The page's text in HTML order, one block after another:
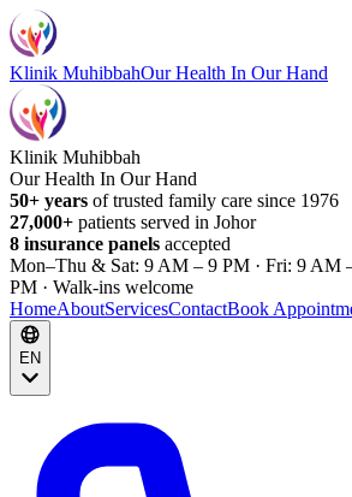
Klinik MuhibbahOur Health In Our Hand
Klinik Muhibbah
Our Health In Our Hand
50+ years of trusted family care since 1976
27,000+ patients served in Johor
8 insurance panels accepted
Mon–Thu & Sat: 9 AM – 9 PM · Fri: 9 AM
PM · Walk-ins welcome
HomeAboutServicesContactBook
EN